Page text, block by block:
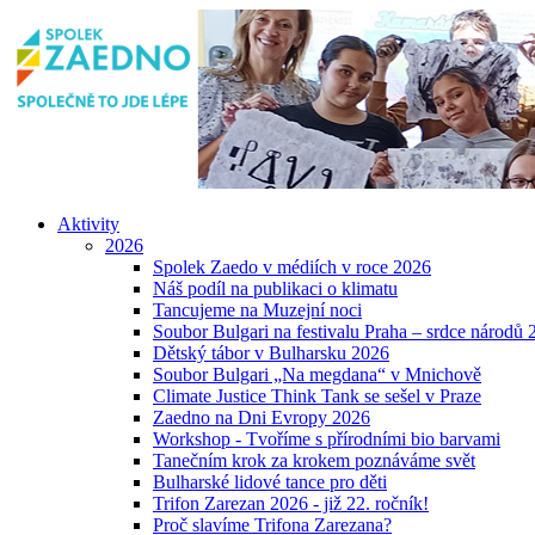
Aktivity
2026
Spolek Zaedo v médiích v roce 2026
Náš podíl na publikaci o klimatu
Tancujeme na Muzejní noci
Soubor Bulgari na festivalu Praha – srdce národů
Dětský tábor v Bulharsku 2026
Soubor Bulgari „Na megdana“ v Mnichově
Climate Justice Think Tank se sešel v Praze
Zaedno na Dni Evropy 2026
Workshop - Tvoříme s přírodními bio barvami
Tanečním krok za krokem poznáváme svět
Bulharské lidové tance pro děti
Trifon Zarezan 2026 - již 22. ročník!
Proč slavíme Trifona Zarezana?